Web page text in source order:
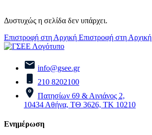
Δυστυχώς η σελίδα δεν υπάρχει.
Επιστροφή στη Αρχική Επιστροφή στη Αρχική
info@gsee.gr
210 8202100
Πατησίων 69 & Αινιάνος 2,
10434 Αθήνα, ΤΘ 3626, ΤΚ 10210
Ενημέρωση